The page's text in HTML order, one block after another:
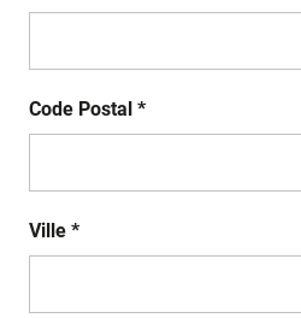
Code Postal *
Ville *